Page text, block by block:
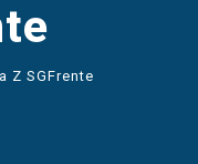
Z SGFrente